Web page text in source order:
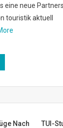
eine neue
touristik aktuell
Nach
TUI-